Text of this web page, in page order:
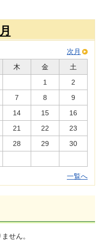
次月
木 金
土
1
2
7 8
9
14 15
16
21 22
23
28 29
30
一覧へ
せん。